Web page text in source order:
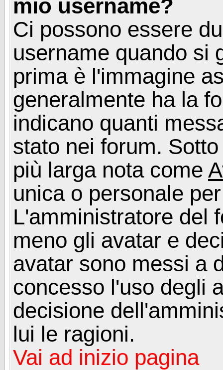
mio username?
Ci possono essere
username quando si
prima è l'immagine
generalmente ha la
indicano quanti
stato nei forum.
più larga nota come
unica o personale
L'amministratore del
meno gli avatar e
avatar sono messi a
concesso l'uso degli
decisione
lui le ragioni.
Vai ad inizio pagina